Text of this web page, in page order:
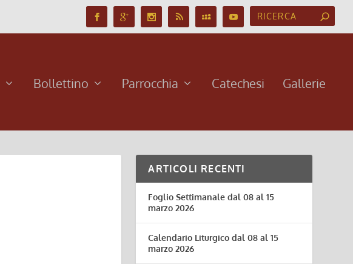
Bollettino Parrocchia Catechesi Gallerie
ARTICOLI RECENTI
Foglio Settimanale dal 08 al 15
marzo 2026
Calendario Liturgico dal 08 al 15
marzo 2026